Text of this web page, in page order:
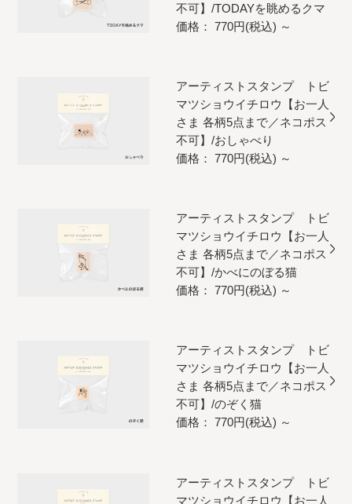
不可】/TODAYを眺めるクマ
価格： 770円(税込) ～
アーティストスタンプ トビ
マツショウイチロウ【お一人
さま 各柄5点まで／ネコポス
不可】/おしゃべり
価格： 770円(税込) ～
アーティストスタンプ トビ
マツショウイチロウ【お一人
さま 各柄5点まで／ネコポス
不可】/かべにのぼる猫
価格： 770円(税込) ～
アーティストスタンプ トビ
マツショウイチロウ【お一人
さま 各柄5点まで／ネコポス
不可】/のぞく猫
価格： 770円(税込) ～
アーティストスタンプ トビ
マツショウイチロウ【お一人